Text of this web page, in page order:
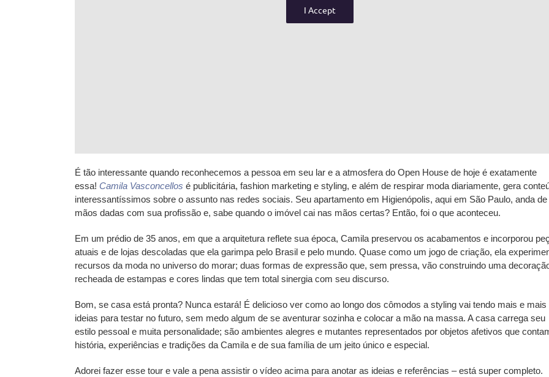
I Accept
É tão interessante quando reconhecemos a pessoa em seu lar e a atmosfera do Open House de hoje é exatamente
essa! Camila Vasconcellos é publicitária, fashion marketing e styling, e além de respirar moda diariamente, gera
interessantíssimos sobre o assunto nas redes sociais. Seu apartamento em Higienópolis, aqui em São Paulo, anda de
mãos dadas com sua profissão e, sabe quando o imóvel cai nas mãos certas? Então, foi o que aconteceu.
Em um prédio de 35 anos, em que a arquitetura reflete sua época, Camila preservou os acabamentos e incorporou
atuais e de lojas descoladas que ela garimpa pelo Brasil e pelo mundo. Quase como um jogo de criação, ela
recursos da moda no universo do morar; duas formas de expressão que, sem pressa, vão construindo uma
recheada de estampas e cores lindas que tem total sinergia com seu discurso.
Bom, se casa está pronta? Nunca estará! É delicioso ver como ao longo dos cômodos a styling vai tendo mais e mais
ideias para testar no futuro, sem medo algum de se aventurar sozinha e colocar a mão na massa. A casa carrega seu
estilo pessoal e muita personalidade; são ambientes alegres e mutantes representados por objetos afetivos que
história, experiências e tradições da Camila e de sua família de um jeito único e especial.
Adorei fazer esse tour e vale a pena assistir o vídeo acima para anotar as ideias e referências – está super completo.